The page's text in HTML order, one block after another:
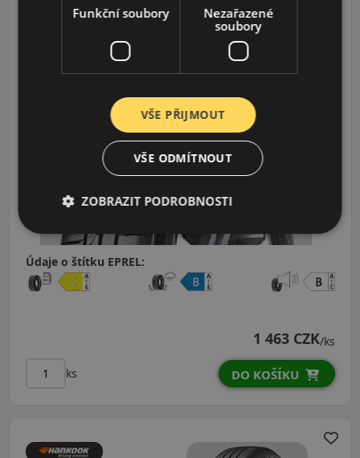
LETNÍ PNEU
K435 Kinergy Eco2
185/65R15 (88) T
Údaje o štítku EPREL:
1 463 CZK/ks
ks DO KOŠÍKU
Funkční soubory
Nezařazené
soubory
VŠE PŘIJMOUT
VŠE ODMÍTNOUT
ZOBRAZIT PODROBNOSTI